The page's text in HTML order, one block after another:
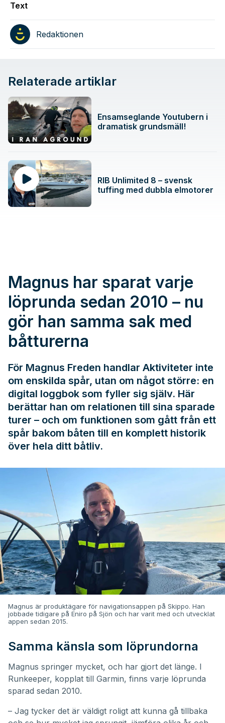
Text
Redaktionen
Relaterade artiklar
Ensamseglande Youtubern i
dramatisk grundsmäll!
RIB Unlimited 8 – svensk
tuffing med dubbla elmotorer
Magnus har sparat varje
löprunda sedan 2010 – nu
gör han samma sak med
båtturerna
För Magnus Freden handlar Aktiviteter inte
om enskilda spår, utan om något större: en
digital loggbok som fyller sig själv. Här
berättar han om relationen till sina sparade
turer – och om funktionen som gått från ett
spår bakom båten till en komplett historik
över hela ditt båtliv.
Magnus är produktägare för navigationsappen på Skippo. Han
jobbade tidigare på Eniro på Sjön och har varit med och utvecklat
appen sedan 2015.
Samma känsla som löprundorna
Magnus springer mycket, och har gjort det länge. I
Runkeeper, kopplat till Garmin, finns varje löprunda
sparad sedan 2010.
– Jag tycker det är väldigt roligt att kunna gå tillbaka